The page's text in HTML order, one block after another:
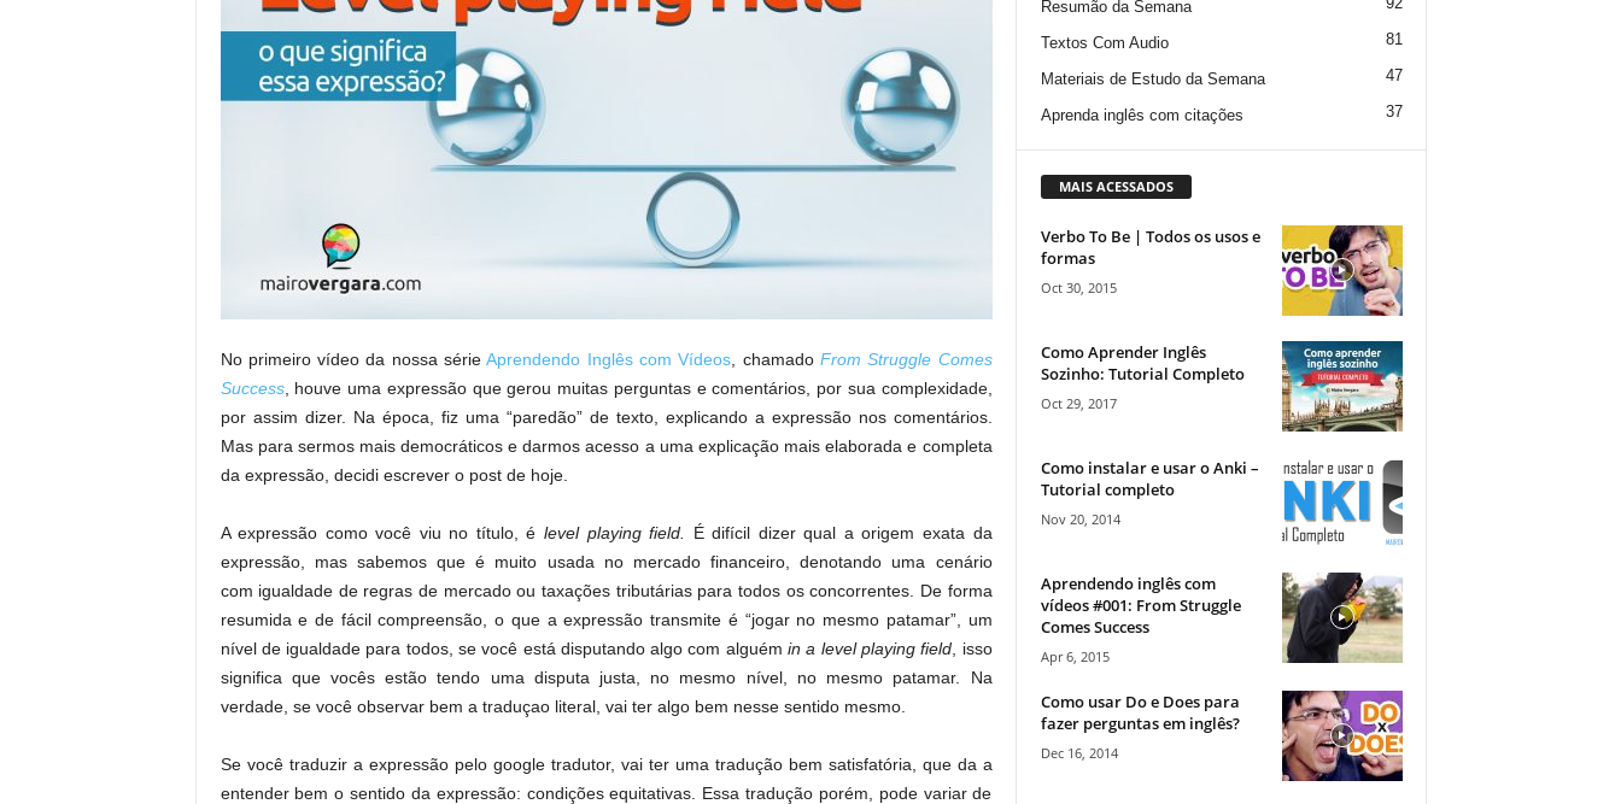
No primeiro vídeo da nossa sérieAprendendo Inglês com Vídeos , chamado From Struggle Comes
Success, houve uma expressão que gerou muitas perguntas e comentários, por sua complexidade,
por assim dizer. Na época, fiz uma “paredão” de texto, explicando a expressão nos comentários.
Mas para sermos mais democráticos e darmos acesso a uma explicação mais elaborada e completa
da expressão, decidi escrever o post de hoje.
A expressão como você viu no título, é level playing field. É difícil dizer qual a origem exata da
expressão, mas sabemos que é muito usada no mercado financeiro, denotando uma cenário
com igualdade de regras de mercado ou taxações tributárias para todos os concorrentes. De forma
resumida e de fácil compreensão, o que a expressão transmite é “jogar no mesmo patamar”, um
nível de igualdade para todos, se você está disputando algo com alguém in a level playing field , isso
significa que vocês estão tendo uma disputa justa, no mesmo nível, no mesmo patamar. Na
verdade, se você observar bem a traduçao literal, vai ter algo bem nesse sentido mesmo.
Se você traduzir a expressão pelo google tradutor, vai ter uma tradução bem satisfatória, que da a
entender bem o sentido da expressão: condições equitativas. Essa tradução porém, pode variar de
Resumão da Semana
Textos Com Audio 81
Materiais de Estudo da Semana 47
Aprenda inglês com citações 37
MAIS ACESSADOS
Verbo To Be | Todos os usos e
formas
Oct 30, 2015
Como Aprender Inglês
Sozinho: Tutorial Completo
Oct 29, 2017
Como instalar e usar o Anki –
Tutorial completo
Nov 20, 2014
Aprendendo inglês com
vídeos #001: From Struggle
Comes Success
Apr 6, 2015
Como usar Do e Does para
fazer perguntas em inglês?
Dec 16, 2014